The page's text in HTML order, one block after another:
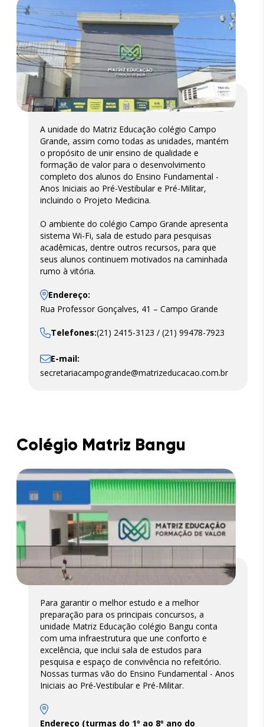
A unidade do Matriz Educação colégio Campo
Grande, assim como todas as unidades, mantém
o propósito de unir ensino de qualidade e
formação de valor para o desenvolvimento
completo dos alunos do Ensino Fundamental -
Anos Iniciais ao Pré-Vestibular e Pré-Militar,
incluindo o Projeto Medicina.
O ambiente do colégio Campo Grande apresenta
sistema Wi-Fi, sala de estudo para pesquisas
acadêmicas, dentre outros recursos, para que
seus alunos continuem motivados na caminhada
rumo à vitória.
Endereço:
Rua Professor Gonçalves, 41 – Campo Grande
Telefones:(21) 2415-3123 / (21) 99478-7923
E-mail:
secretariacampogrande@matrizeducacao.com.br
Colégio Matriz Bangu
Para garantir o melhor estudo e a melhor
preparação para os principais concursos, a
unidade Matriz Educação colégio Bangu conta
com uma infraestrutura que une conforto e
excelência, que inclui sala de estudos para
pesquisa e espaço de convivência no refeitório.
Nossas turmas vão do Ensino Fundamental - Anos
Iniciais ao Pré-Vestibular e Pré-Militar.
Endereço (turmas do 1º ao 8º ano do